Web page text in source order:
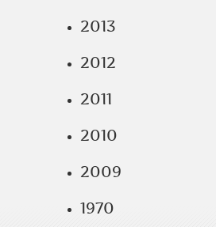
2013
2012
2011
2010
2009
1970